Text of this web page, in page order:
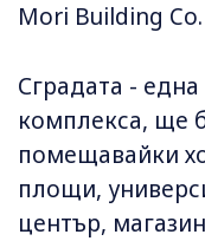
Mori Building Co.
Сградата -
комплекса, ще
помещавайки
площи,
център,